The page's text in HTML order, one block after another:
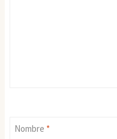
Nombre *